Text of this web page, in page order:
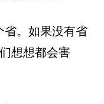
省。如果没有省
想想都会害